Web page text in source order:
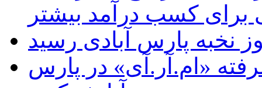
کسب درآمد بیشتر
نخبه پارس آبادی رسید
«ام.آر.آی» در پارس